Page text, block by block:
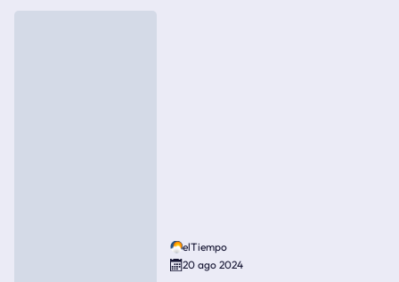
elTiempo
20 ago 2024